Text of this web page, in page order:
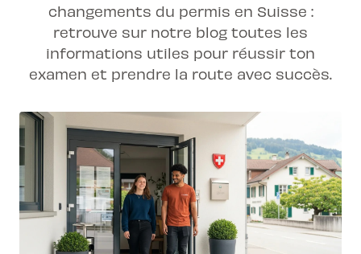
changements du permis en Suisse :
retrouve sur notre blog toutes les
informations utiles pour réussir ton
examen et prendre la route avec succès.